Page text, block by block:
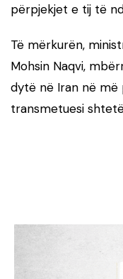
përpjekjet e tij të
Të mërkurën,
Mohsin Naqvi,
dytë në Iran në më
transmetuesi